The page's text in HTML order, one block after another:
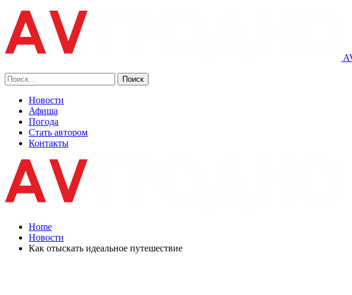
Новости
Афиша
Погода
Стать автором
Контакты
Home
Новости
Как отыскать идеальное путешествие